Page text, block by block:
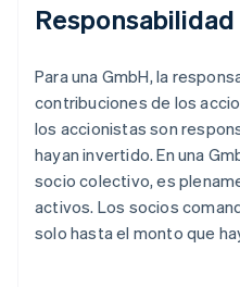
Responsabilidad
Para una GmbH, la
contribuciones de los
los accionistas son
hayan invertido. En una
socio colectivo, es
activos. Los socios
solo hasta el monto que